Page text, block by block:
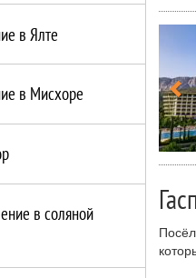
в Ялте
в Мисхоре
в соляной
а
В